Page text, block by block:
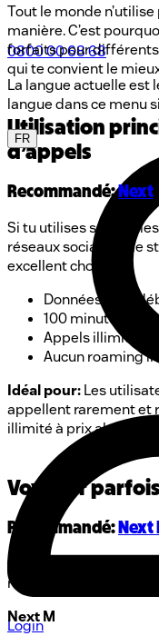
0800 00 68 68
La langue actuelle est
langue dans ce menu
FR
Login
Tout le monde
manière. C’est
forfaits pour différents
qui te convient le
Utilisation
d’appels
Recommandé:Next
Si tu utilises surtout
réseaux sociaux et le
excellent choix.
Données haut
100 minutes
Appels illimités
Aucun roaming
Idéal pour:Les
appellent rarement et
illimité à prix abordable.
Voyager parfois
Recommandé:Next
Si tu voyages
roaming de base sans
Next M